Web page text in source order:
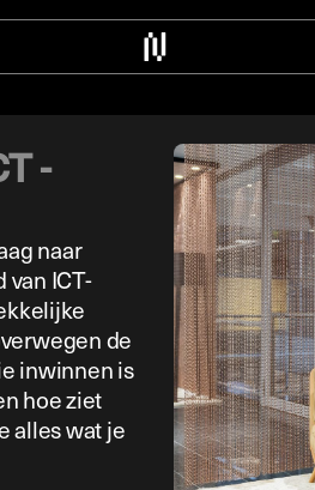
-
naar
ICT-
de
inwinnen is
hoe ziet
alles wat je